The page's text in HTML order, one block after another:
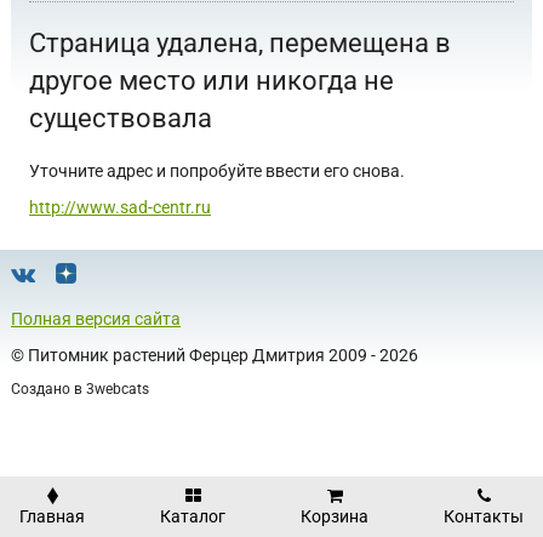
Страница удалена, перемещена в
другое место или никогда не
существовала
Уточните адрес и попробуйте ввести его снова.
http://www.sad-centr.ru
Полная версия сайта
© Питомник растений Ферцер Дмитрия 2009 - 2026
Создано в 3webcats
Главная Каталог Корзина Контакты